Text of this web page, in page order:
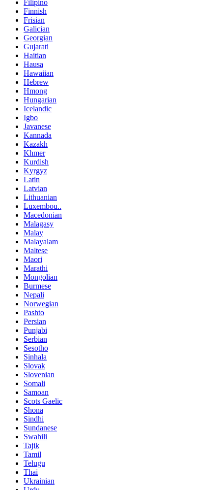
Filipino
Finnish
Frisian
Galician
Georgian
Gujarati
Haitian
Hausa
Hawaiian
Hebrew
Hmong
Hungarian
Icelandic
Igbo
Javanese
Kannada
Kazakh
Khmer
Kurdish
Kyrgyz
Latin
Latvian
Lithuanian
Luxembou..
Macedonian
Malagasy
Malay
Malayalam
Maltese
Maori
Marathi
Mongolian
Burmese
Nepali
Norwegian
Pashto
Persian
Punjabi
Serbian
Sesotho
Sinhala
Slovak
Slovenian
Somali
Samoan
Scots Gaelic
Shona
Sindhi
Sundanese
Swahili
Tajik
Tamil
Telugu
Thai
Ukrainian